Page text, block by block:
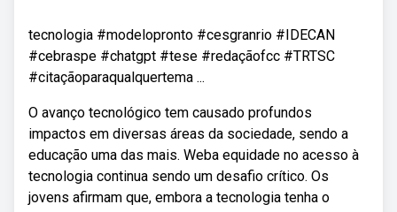
tecnologia #modelopronto #cesgranrio #IDECAN
#cebraspe #chatgpt #tese #redaçãofcc #TRTSC
#citaçãoparaqualquertema ...
O avanço tecnológico tem causado profundos
impactos em diversas áreas da sociedade, sendo a
educação uma das mais. Weba equidade no acesso à
tecnologia continua sendo um desafio crítico. Os
jovens afirmam que, embora a tecnologia tenha o